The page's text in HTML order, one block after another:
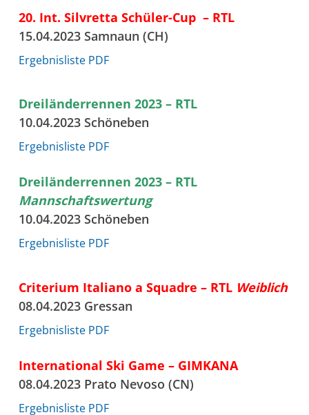
20. Int. Silvretta Schüler-Cup – RTL
15.04.2023 Samnaun (CH)
Ergebnisliste PDF
Dreiländerrennen 2023 – RTL
10.04.2023 Schöneben
Ergebnisliste PDF
Dreiländerrennen 2023 – RTL
Mannschaftswertung
10.04.2023 Schöneben
Ergebnisliste PDF
Criterium Italiano a Squadre – RTL Weiblich
08.04.2023 Gressan
Ergebnisliste PDF
International Ski Game – GIMKANA
08.04.2023 Prato Nevoso (CN)
Ergebnisliste PDF